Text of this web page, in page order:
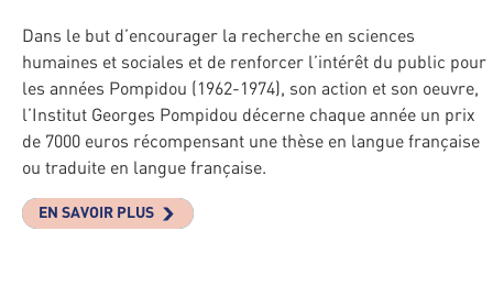
Dans le but d’encourager la recherche en sciences
humaines et sociales et de renforcer l’intérêt du public pour
les années Pompidou (1962-1974), son action et son oeuvre,
l’Institut Georges Pompidou décerne chaque année un prix
de 7000 euros récompensant une thèse en langue française
ou traduite en langue française.
EN SAVOIR PLUS